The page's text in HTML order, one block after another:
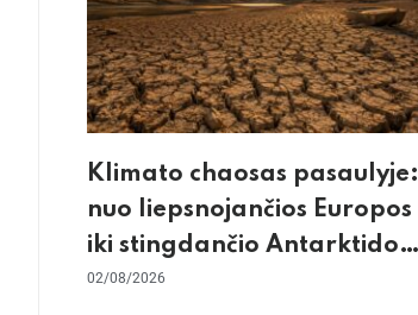
Klimato chaosas pasaulyje:
nuo liepsnojančios Europos
iki stingdančio Antarktidos
paradokso
02/08/2026